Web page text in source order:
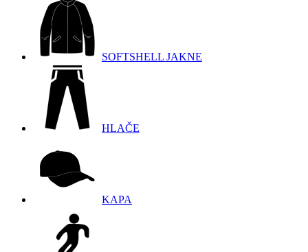
SOFTSHELL JAKNE
HLAČE
KAPA